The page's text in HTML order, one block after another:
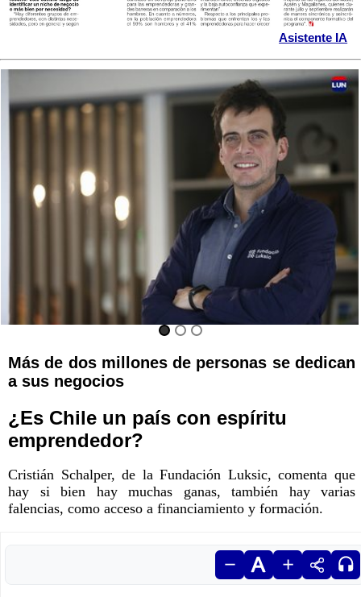
Asistente IA
Más de dos millones de personas se dedican
a sus negocios
¿Es Chile un país con espíritu
emprendedor?
Cristián Schalper, de la Fundación Luksic, comenta que
hay si bien hay muchas ganas, también hay varias
falencias, como acceso a financiamiento y formación.